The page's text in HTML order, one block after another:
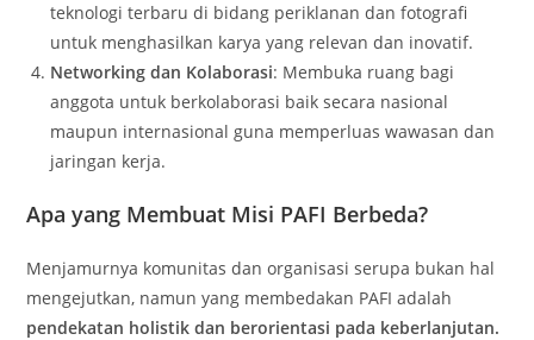
teknologi terbaru di bidang periklanan dan fotografi
untuk menghasilkan karya yang relevan dan inovatif.
Networking dan Kolaborasi: Membuka ruang bagi
anggota untuk berkolaborasi baik secara nasional
maupun internasional guna memperluas wawasan dan
jaringan kerja.
Apa yang Membuat Misi PAFI Berbeda?
Menjamurnya komunitas dan organisasi serupa bukan hal
mengejutkan, namun yang membedakan PAFI adalah
pendekatan holistik dan berorientasi pada keberlanjutan.